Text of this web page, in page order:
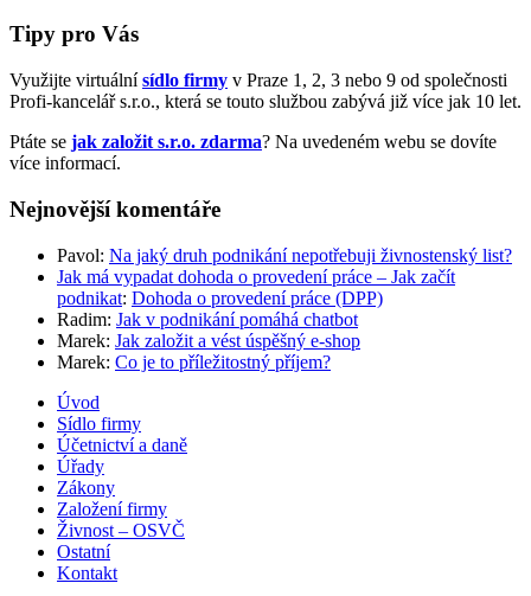
Tipy pro Vás
Využijte virtuálnísídlo firmy v Praze 1, 2, 3 nebo 9 od společnosti
Profi-kancelář s.r.o., která se touto službou zabývá již více jak 10 let.
Ptáte se jak založit s.r.o. zdarma? Na uvedeném webu se dovíte
více informací.
Nejnovější komentáře
Pavol: Na jaký druh podnikání nepotřebuji živnostenský list?
Jak má vypadat dohoda o provedení práce – Jak začít
podnikat: Dohoda o provedení práce (DPP)
Radim: Jak v podnikání pomáhá chatbot
Marek: Jak založit a vést úspěšný e-shop
Marek: Co je to příležitostný příjem?
Úvod
Sídlo firmy
Účetnictví a daně
Úřady
Zákony
Založení firmy
Živnost – OSVČ
Ostatní
Kontakt